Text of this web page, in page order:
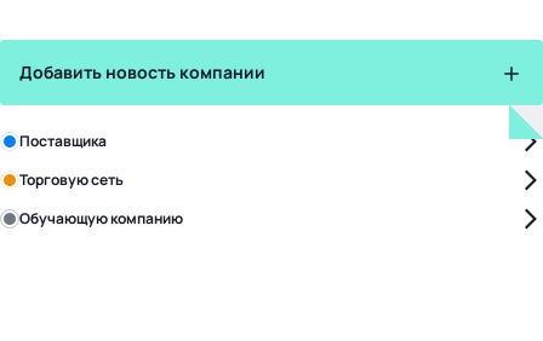
Добавить новость компании
Зарегистрируйте в бизнес-центре:
Поставщика
Торговую сеть
Обучающую компанию